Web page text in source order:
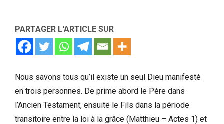
PARTAGER L'ARTICLE SUR
Nous savons tous qu’il existe un seul Dieu manifesté
en trois personnes. De prime abord le Père dans
l’Ancien Testament, ensuite le Fils dans la période
transitoire entre la loi à la grâce (Matthieu – Actes 1) et